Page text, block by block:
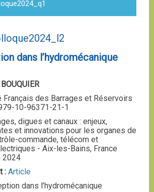
dans l’hydromécanique
Français des Barrages et Réservoirs
10-96371-21-1
digues et canaux : enjeux,
et innovations pour les organes de
commande, télécom et
- Aix-les-Bains, France
2024
: Article
dans l’hydromécanique